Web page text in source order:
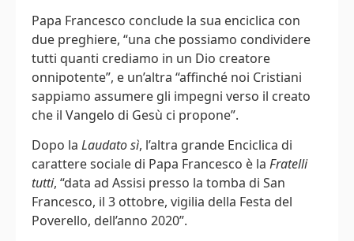
Papa Francesco conclude la sua enciclica con
due preghiere, “una che possiamo condividere
tutti quanti crediamo in un Dio creatore
onnipotente”, e un’altra “affinché noi Cristiani
sappiamo assumere gli impegni verso il creato
che il Vangelo di Gesù ci propone”.
Dopo la Laudato sì, l’altra grande Enciclica di
carattere sociale di Papa Francesco è la Fratelli
tutti, “data ad Assisi presso la tomba di San
Francesco, il 3 ottobre, vigilia della Festa del
Poverello, dell’anno 2020”.